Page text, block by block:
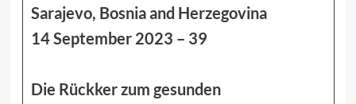
Sarajevo, Bosnia and Herzegovina
14 September 2023 – 39
Die Rückker zum gesunden